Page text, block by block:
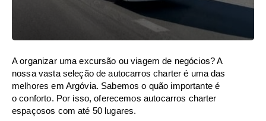
A organizar uma excursão ou viagem de negócios? A
nossa vasta seleção de autocarros charter é uma das
melhores em Argóvia. Sabemos o quão importante é
o conforto. Por isso, oferecemos autocarros charter
espaçosos com até 50 lugares.